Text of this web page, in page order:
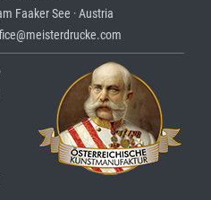
Faaker See · Austria